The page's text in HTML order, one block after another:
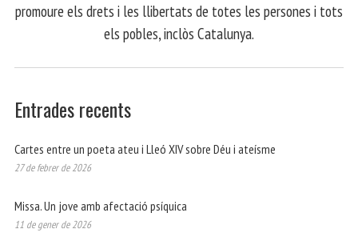
promoure els drets i les llibertats de totes les persones i tots
els pobles, inclòs Catalunya.
Entrades recents
Cartes entre un poeta ateu i Lleó XIV sobre Déu i ateísme
27 de febrer de 2026
Missa. Un jove amb afectació psíquica
11 de gener de 2026